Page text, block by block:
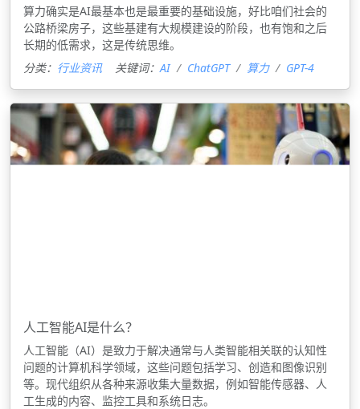
算力确实是AI最基本也是最重要的基础设施，好比咱们社会的
公路桥梁房子，这些基建有大规模建设的阶段，也有饱和之后
长期的低需求，这是传统思维。
分类： 行业资讯 关键词：AI ChatGPT 算力 GPT-4
人工智能AI是什么？
人工智能（AI）是致力于解决通常与人类智能相关联的认知性
问题的计算机科学领域，这些问题包括学习、创造和图像识别
等。现代组织从各种来源收集大量数据，例如智能传感器、人
工生成的内容、监控工具和系统日志。